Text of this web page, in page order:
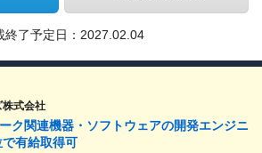
終了予定日： 2027.02.04
株式会社
ク関連機器・ソフトウェアの開発エンジニ
有給取得可